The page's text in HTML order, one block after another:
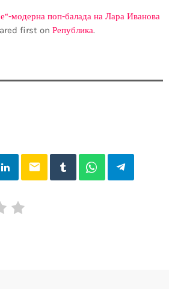
модерна поп-балада на Лара Иванова
first on Република.
email